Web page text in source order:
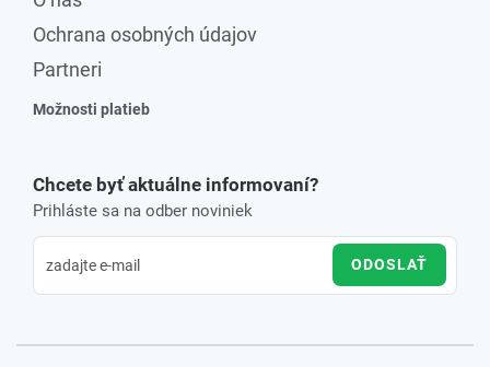
Ochrana osobných údajov
Partneri
Možnosti platieb
Chcete byť aktuálne informovaní?
Prihláste sa na odber noviniek
ODOSLAŤ